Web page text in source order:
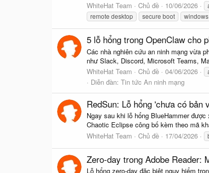
WhiteHat Team
Chủ đề 10/06/2026
remote desktop
secure boot windows
5 lỗ hổng trong OpenClaw cho
Các nhà nghiên cứu an ninh mạng vừa
như Slack, Discord, Microsoft Teams,
WhiteHat Team
Chủ đề 04/06/2026
Diễn đàn: Tin tức An ninh mạng
RedSun: Lỗ hổng 'chưa có bản
Ngay sau khi lỗ hổng BlueHammer
Chaotic Eclipse công bố kèm theo mã
WhiteHat Team
Chủ đề 17/04/2026
Zero-day trong Adobe Reader:
Lỗ hổng zero-day đặc biệt nguy hiểm